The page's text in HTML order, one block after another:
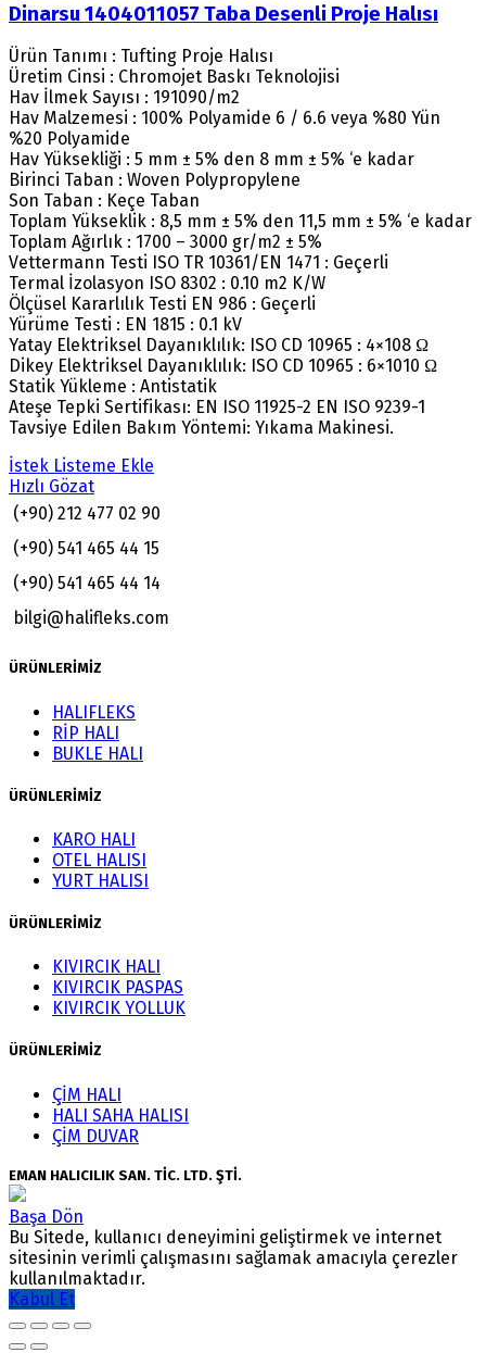
Dinarsu 1404011057 Taba Desenli Proje Halısı
Ürün Tanımı : Tufting Proje Halısı
Üretim Cinsi : Chromojet Baskı Teknolojisi
Hav İlmek Sayısı : 191090/m2
Hav Malzemesi : 100% Polyamide 6 / 6.6 veya %80 Yün
%20 Polyamide
Hav Yüksekliği : 5 mm ± 5% den 8 mm ± 5% ‘e kadar
Birinci Taban : Woven Polypropylene
Son Taban : Keçe Taban
Toplam Yükseklik : 8,5 mm ± 5% den 11,5 mm ± 5% ‘e kadar
Toplam Ağırlık : 1700 – 3000 gr/m2 ± 5%
Vettermann Testi ISO TR 10361/EN 1471 : Geçerli
Termal İzolasyon ISO 8302 : 0.10 m2 K/W
Ölçüsel Kararlılık Testi EN 986 : Geçerli
Yürüme Testi : EN 1815 : 0.1 kV
Yatay Elektriksel Dayanıklılık: ISO CD 10965 : 4×108 Ω
Dikey Elektriksel Dayanıklılık: ISO CD 10965 : 6×1010 Ω
Statik Yükleme : Antistatik
Ateşe Tepki Sertifikası: EN ISO 11925-2 EN ISO 9239-1
Tavsiye Edilen Bakım Yöntemi: Yıkama Makinesi.
İstek Listeme Ekle
Hızlı Gözat
(+90) 212 477 02 90
(+90) 541 465 44 15
(+90) 541 465 44 14
bilgi@halifleks.com
ÜRÜNLERİMİZ
HALIFLEKS
RİP HALI
BUKLE HALI
ÜRÜNLERİMİZ
KARO HALI
OTEL HALISI
YURT HALISI
ÜRÜNLERİMİZ
KIVIRCIK HALI
KIVIRCIK PASPAS
KIVIRCIK YOLLUK
ÜRÜNLERİMİZ
ÇİM HALI
HALI SAHA HALISI
ÇİM DUVAR
EMAN HALICILIK SAN. TİC. LTD. ŞTİ.
Başa Dön
Bu Sitede, kullanıcı deneyimini geliştirmek ve internet
sitesinin verimli çalışmasını sağlamak amacıyla çerezler
kullanılmaktadır.
Kabul Et